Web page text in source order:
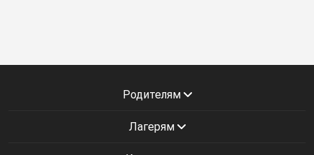
Родителям
Лагерям